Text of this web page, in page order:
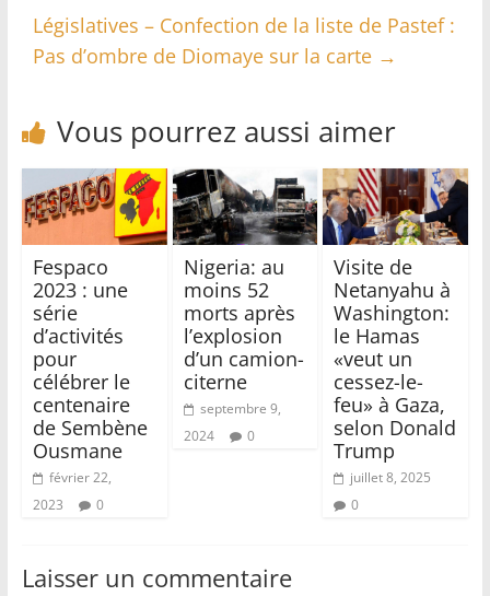
Législatives – Confection de la liste de Pastef :
Pas d’ombre de Diomaye sur la carte →
Vous pourrez aussi aimer
Fespaco
2023 : une
série
d’activités
pour
célébrer le
centenaire
de Sembène
Ousmane
février 22,
2023
0
Nigeria: au
moins 52
morts après
l’explosion
d’un camion-
citerne
septembre 9,
2024
0
Visite de
Netanyahu à
Washington:
le Hamas
«veut un
cessez-le-
feu» à Gaza,
selon Donald
Trump
juillet 8, 2025
0
Laisser un commentaire